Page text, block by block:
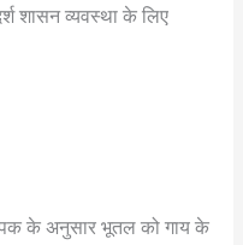
शासन व्यवस्था के लिए
के अनुसार भूतल को गाय के